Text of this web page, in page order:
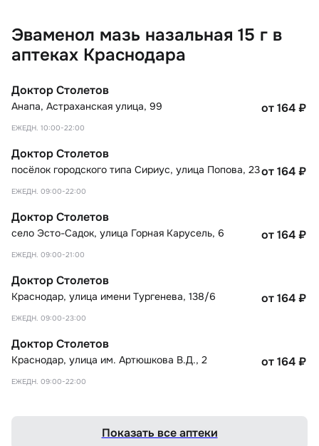
Эваменол мазь назальная 15 г в
аптеках Краснодара
Доктор Столетов
Анапа, Астраханская улица, 99
ЕЖЕДН. 10:00-22:00
от 164₽
Доктор Столетов
посёлок городского типа Сириус, улица Попова, 23
ЕЖЕДН. 09:00-22:00
от 164₽
Доктор Столетов
село Эсто-Садок, улица Горная Карусель, 6
ЕЖЕДН. 09:00-21:00
от 164₽
Доктор Столетов
Краснодар, улица имени Тургенева, 138/6
ЕЖЕДН. 09:00-23:00
от 164₽
Доктор Столетов
Краснодар, улица им. Артюшкова В.Д., 2
ЕЖЕДН. 09:00-22:00
от 164₽
Показать все аптеки